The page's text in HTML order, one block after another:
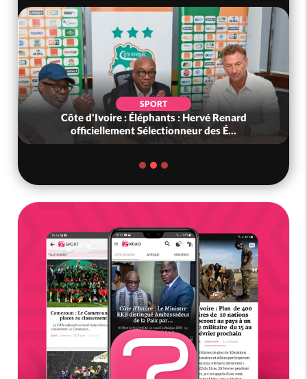
SPORT
Côte d'Ivoire : Éléphants : Hervé Renard
officiellement Sélectionneur des É...